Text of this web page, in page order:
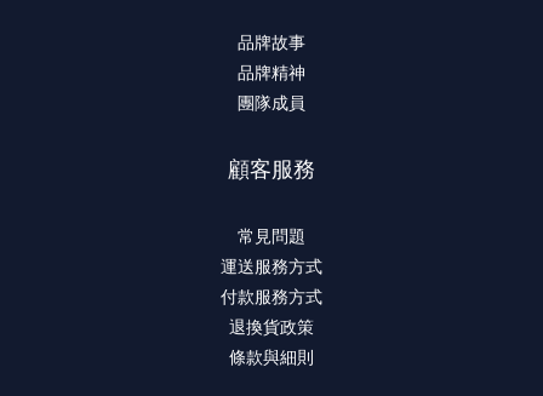
品牌故事
品牌精神
團隊成員
顧客服務
常見問題
運送服務方式
付款服務方式
退換貨政策
條款與細則